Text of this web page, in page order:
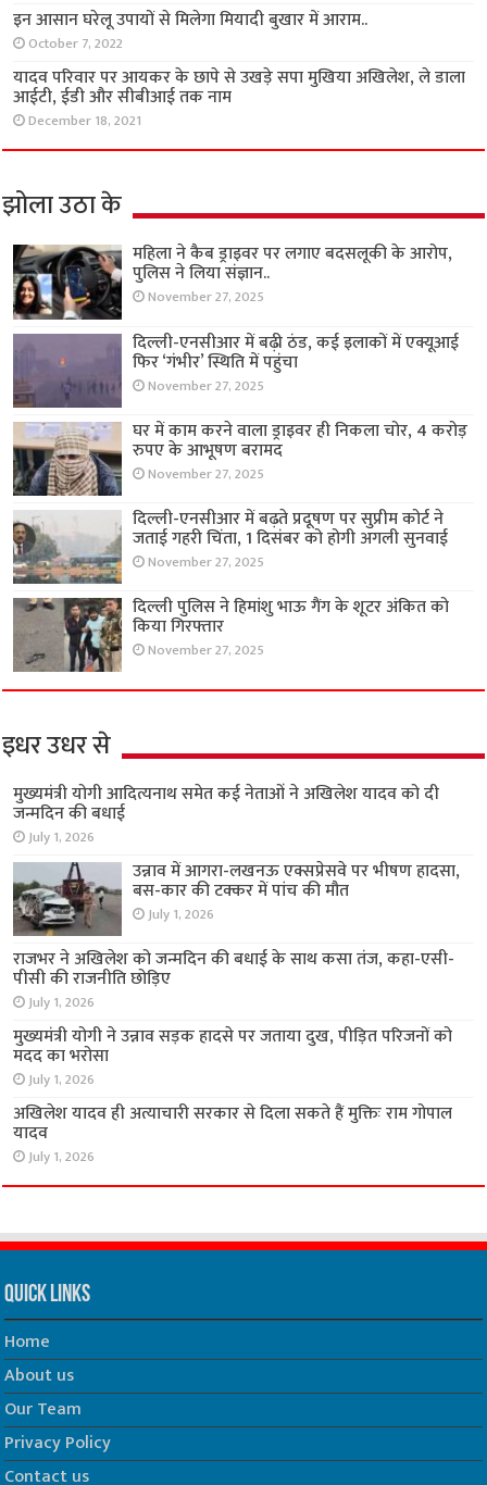
इन आसान घरेलू उपायों से मिलेगा मियादी बुखार में आराम..
October 7, 2022
यादव परिवार पर आयकर के छापे से उखड़े सपा मुखिया अखिलेश, ले डाला
आईटी, ईडी और सीबीआई तक नाम
December 18, 2021
झोला उठा के
महिला ने कैब ड्राइवर पर लगाए बदसलूकी के आरोप,
पुलिस ने लिया संज्ञान..
November 27, 2025
दिल्ली-एनसीआर में बढ़ी ठंड, कई इलाकों में एक्यूआई
फिर ‘गंभीर’ स्थिति में पहुंचा
November 27, 2025
घर में काम करने वाला ड्राइवर ही निकला चोर, 4 करोड़
रुपए के आभूषण बरामद
November 27, 2025
दिल्ली-एनसीआर में बढ़ते प्रदूषण पर सुप्रीम कोर्ट ने
जताई गहरी चिंता, 1 दिसंबर को होगी अगली सुनवाई
November 27, 2025
दिल्ली पुलिस ने हिमांशु भाऊ गैंग के शूटर अंकित को
किया गिरफ्तार
November 27, 2025
इधर उधर से
मुख्यमंत्री योगी आदित्यनाथ समेत कई नेताओं ने अखिलेश यादव को दी
जन्मदिन की बधाई
July 1, 2026
उन्नाव में आगरा-लखनऊ एक्सप्रेसवे पर भीषण हादसा,
बस-कार की टक्कर में पांच की मौत
July 1, 2026
राजभर ने अखिलेश को जन्मदिन की बधाई के साथ कसा तंज, कहा-एसी-
पीसी की राजनीति छोड़िए
July 1, 2026
मुख्यमंत्री योगी ने उन्नाव सड़क हादसे पर जताया दुख, पीड़ित परिजनों को
मदद का भरोसा
July 1, 2026
अखिलेश यादव ही अत्याचारी सरकार से दिला सकते हैं मुक्तिः राम गोपाल
यादव
July 1, 2026
Quick Links
Home
About us
Our Team
Privacy Policy
Contact us